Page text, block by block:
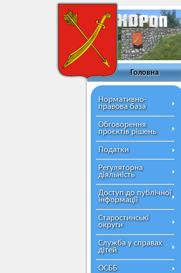
Головна
Нормативно-
правова база
Обговорення
проєктів рішень
Податки
Регуляторна
діяльність
Доступ до публічної
інформації
Старостинські
округи
Служба у справах
дітей
ОСББ